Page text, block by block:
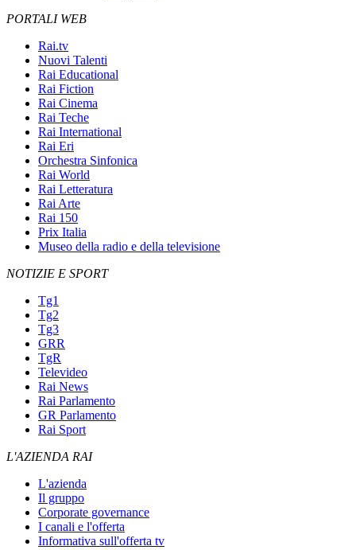
PORTALI WEB
Rai.tv
Nuovi Talenti
Rai Educational
Rai Fiction
Rai Cinema
Rai Teche
Rai International
Rai Eri
Orchestra Sinfonica
Rai World
Rai Letteratura
Rai Arte
Rai 150
Prix Italia
Museo della radio e della televisione
NOTIZIE E SPORT
Tg1
Tg2
Tg3
GRR
TgR
Televideo
Rai News
Rai Parlamento
GR Parlamento
Rai Sport
L'AZIENDA RAI
L'azienda
Il gruppo
Corporate governance
I canali e l'offerta
Informativa sull'offerta tv